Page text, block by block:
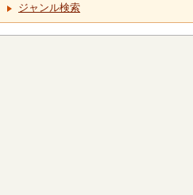
ジャンル検索